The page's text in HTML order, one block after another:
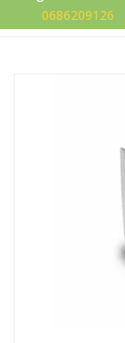
0686209126